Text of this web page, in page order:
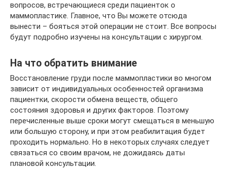
вопросов, встречающиеся среди пациенток о
маммопластике. Главное, что Вы можете отсюда
вынести – бояться этой операции не стоит. Все вопросы
будут подробно изучены на консультации с хирургом.
На что обратить внимание
Восстановление груди после маммопластики во многом
зависит от индивидуальных особенностей организма
пациентки, скорости обмена веществ, общего
состояния здоровья и других факторов. Поэтому
перечисленные выше сроки могут смещаться в меньшую
или большую сторону, и при этом реабилитация будет
проходить нормально. Но в некоторых случаях следует
связаться со своим врачом, не дожидаясь даты
плановой консультации.